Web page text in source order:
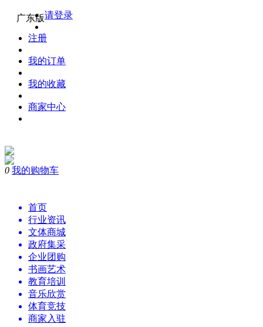
广东版请登录
注册
我的订单
我的收藏
商家中心
0 我的购物车
首页
行业资讯
文体商城
政府集采
企业团购
书画艺术
教育培训
音乐欣赏
体育竞技
商家入驻